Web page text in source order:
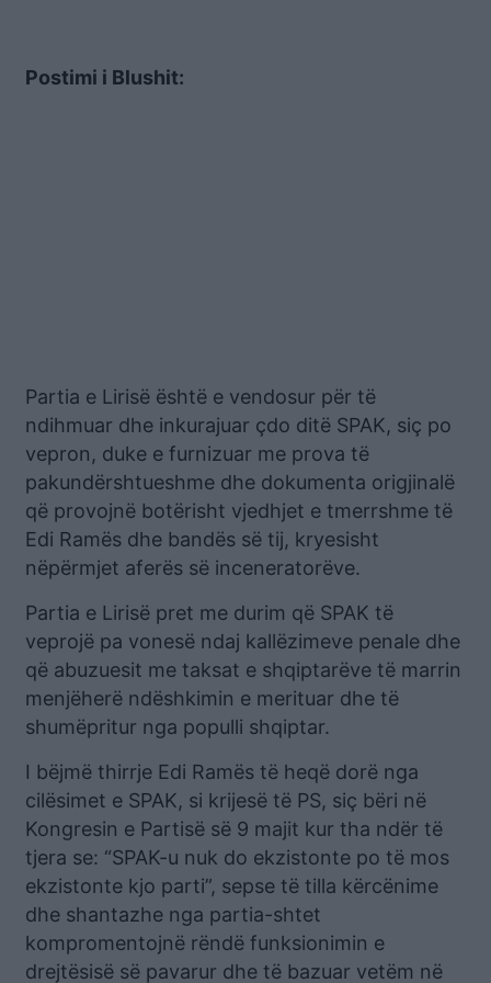
Postimi i Blushit:
Partia e Lirisë është e vendosur për të
ndihmuar dhe inkurajuar çdo ditë SPAK, siç po
vepron, duke e furnizuar me prova të
pakundërshtueshme dhe dokumenta origjinalë
që provojnë botërisht vjedhjet e tmerrshme të
Edi Ramës dhe bandës së tij, kryesisht
nëpërmjet aferës së inceneratorëve.
Partia e Lirisë pret me durim që SPAK të
veprojë pa vonesë ndaj kallëzimeve penale dhe
që abuzuesit me taksat e shqiptarëve të marrin
menjëherë ndëshkimin e merituar dhe të
shumëpritur nga populli shqiptar.
I bëjmë thirrje Edi Ramës të heqë dorë nga
cilësimet e SPAK, si krijesë të PS, siç bëri në
Kongresin e Partisë së 9 majit kur tha ndër të
tjera se: “SPAK-u nuk do ekzistonte po të mos
ekzistonte kjo parti”, sepse të tilla kërcënime
dhe shantazhe nga partia-shtet
kompromentojnë rëndë funksionimin e
drejtësisë së pavarur dhe të bazuar vetëm në